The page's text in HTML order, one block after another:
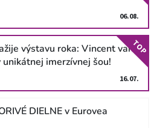
06.08.
výstavu roka: Vincent van
unikátnej imerzívnej šou!
16.07.
TOP
DIELNE v Eurovea